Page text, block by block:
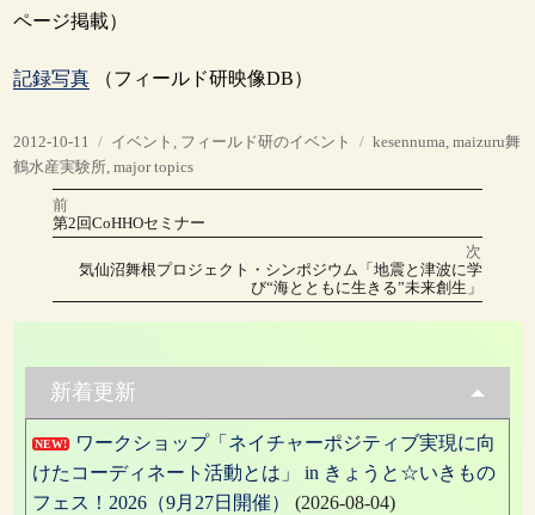
ページ掲載）
記録写真 （フィールド研映像DB）
投
稿
2012-10-11
カ
テ
ゴ
リ
ー
イベント , フィールド研のイベント
タ
kesennuma,maizuru舞
鶴水産実験所,major topics
投
ゲ
ー
シ
ョ
前
前
の
第2回CoHHOセミナー
次
気仙沼舞根プロジェクト・シンポジウム「地震と津波に学
び“海とともに生きる”未来創生」
新着更新
NEW!
ワークショップ「ネイチャーポジティブ実現に向
けたコーディネート活動とは」 in きょうと☆いきもの
フェス！2026（9月27日開催）
(2026-08-04)